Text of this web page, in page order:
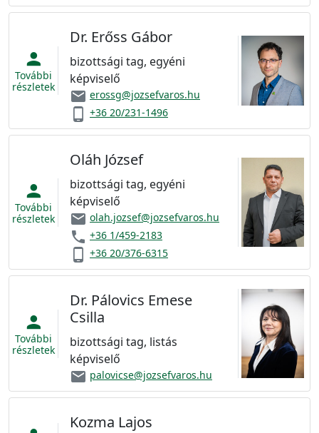
person
További
részletek
Dr. Erőss Gábor
bizottsági tag, egyéni
képviselő
email erossg@jozsefvaros.hu
phone_android +36 20/231-1496
person
További
részletek
Oláh József
bizottsági tag, egyéni
képviselő
email olah.jozsef@jozsefvaros.hu
phone +36 1/459-2183
phone_android +36 20/376-6315
person
További
részletek
Dr. Pálovics Emese
Csilla
bizottsági tag, listás
képviselő
email palovicse@jozsefvaros.hu
Kozma Lajos